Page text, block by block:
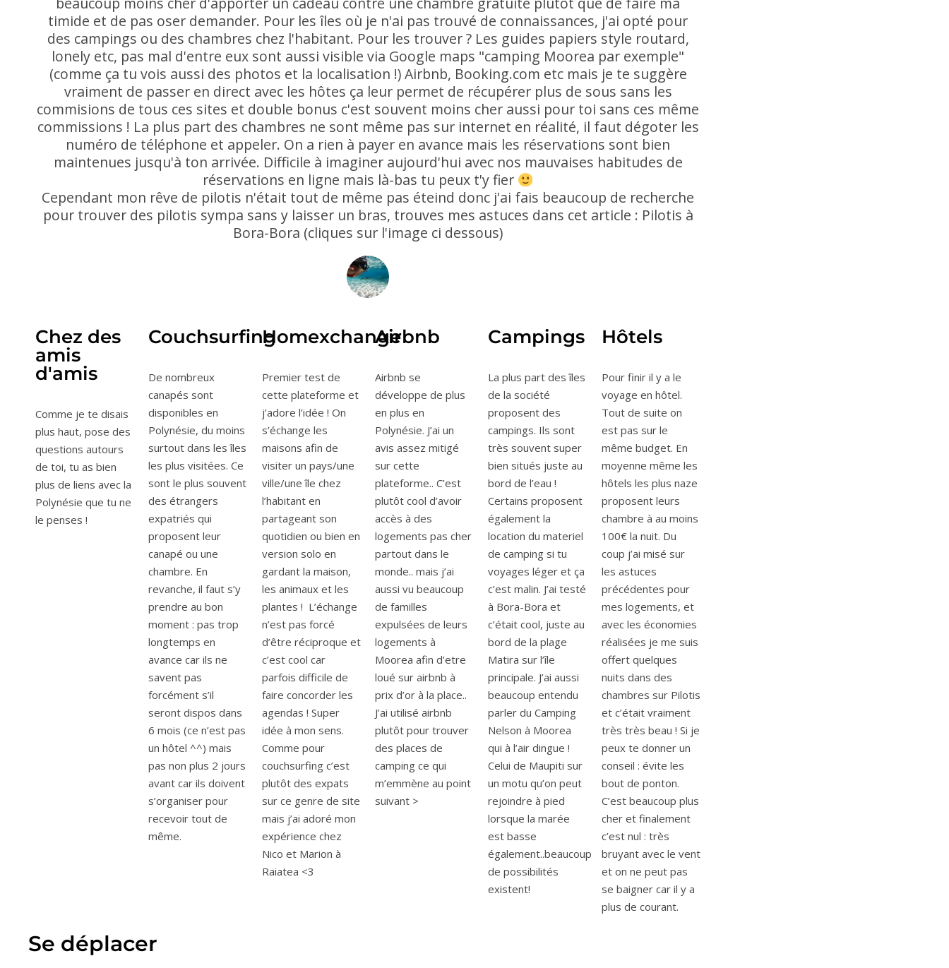
timide et de pas oser demander. Pour les îles où je n'ai pas trouvé de connaissances, j'ai opté pour
des campings ou des chambres chez l'habitant. Pour les trouver ? Les guides papiers style routard,
lonely etc, pas mal d'entre eux sont aussi visible via Google maps "camping Moorea par exemple"
(comme ça tu vois aussi des photos et la localisation !) Airbnb, Booking.com etc mais je te suggère
vraiment de passer en direct avec les hôtes ça leur permet de récupérer plus de sous sans les
commisions de tous ces sites et double bonus c'est souvent moins cher aussi pour toi sans ces même
commissions ! La plus part des chambres ne sont même pas sur internet en réalité, il faut dégoter les
numéro de téléphone et appeler. On a rien à payer en avance mais les réservations sont bien
maintenues jusqu'à ton arrivée. Difficile à imaginer aujourd'hui avec nos mauvaises habitudes de
réservations en ligne mais là-bas tu peux t'y fier
Cependant mon rêve de pilotis n'était tout de même pas éteind donc j'ai fais beaucoup de recherche
pour trouver des pilotis sympa sans y laisser un bras, trouves mes astuces dans cet article : Pilotis à
Bora-Bora (cliques sur l'image ci dessous)
Chez des
amis
d'amis
Comme je te disais
plus haut, pose des
questions autours
de toi, tu as bien
plus de liens avec la
Polynésie que tu ne
le penses !
Couchsurfing
De nombreux
canapés sont
disponibles en
Polynésie, du moins
surtout dans les îles
les plus visitées. Ce
sont le plus souvent
des étrangers
expatriés qui
proposent leur
canapé ou une
chambre. En
revanche, il faut s’y
prendre au bon
moment : pas trop
longtemps en
avance car ils ne
savent pas
forcément s’il
seront dispos dans
6 mois (ce n’est pas
un hôtel ^^) mais
pas non plus 2 jours
avant car ils doivent
s’organiser pour
recevoir tout de
même.
Homexchange
Premier test de
cette plateforme et
j’adore l’idée ! On
s’échange les
maisons afin de
visiter un pays/une
ville/une île chez
l’habitant en
partageant son
quotidien ou bien en
version solo en
gardant la maison,
les animaux et les
plantes ! L’échange
n’est pas forcé
d’être réciproque et
c’est cool car
parfois difficile de
faire concorder les
agendas ! Super
idée à mon sens.
Comme pour
couchsurfing c’est
plutôt des expats
sur ce genre de site
mais j’ai adoré mon
expérience chez
Nico et Marion à
Raiatea <3
Airbnb
Airbnb se
développe de plus
en plus en
Polynésie. J’ai un
avis assez mitigé
sur cette
plateforme.. C’est
plutôt cool d’avoir
accès à des
logements pas cher
partout dans le
monde.. mais j’ai
aussi vu beaucoup
de familles
expulsées de leurs
logements à
Moorea afin d’etre
loué sur airbnb à
prix d’or à la place..
J’ai utilisé airbnb
plutôt pour trouver
des places de
camping ce qui
m’emmène au point
suivant >
Campings
La plus part des îles
de la société
proposent des
campings. Ils sont
très souvent super
bien situés juste au
bord de l’eau !
Certains proposent
également la
location du materiel
de camping si tu
voyages léger et ça
c’est malin. J’ai testé
à Bora-Bora et
c’était cool, juste au
bord de la plage
Matira sur l’île
principale. J’ai aussi
beaucoup entendu
parler du Camping
Nelson à Moorea
qui à l’air dingue !
Celui de Maupiti sur
un motu qu’on peut
rejoindre à pied
lorsque la marée
est basse
également..beaucoup
de possibilités
existent!
Hôtels
Pour finir il y a le
voyage en hôtel.
Tout de suite on
est pas sur le
même budget. En
moyenne même les
hôtels les plus naze
proposent leurs
chambre à au moins
100€ la nuit. Du
coup j’ai misé sur
les astuces
précédentes pour
mes logements, et
avec les économies
réalisées je me suis
offert quelques
nuits dans des
chambres sur Pilotis
et c’était vraiment
très très beau ! Si je
peux te donner un
conseil : évite les
bout de ponton.
C’est beaucoup plus
cher et finalement
c’est nul : très
bruyant avec le vent
et on ne peut pas
se baigner car il y a
plus de courant.
Se déplacer